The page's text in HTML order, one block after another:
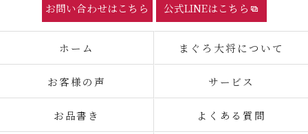
お問い合わせはこちら 公式LINEはこちら
ホーム まぐろ大将について
お客様の声 サービス
お品書き よくある質問